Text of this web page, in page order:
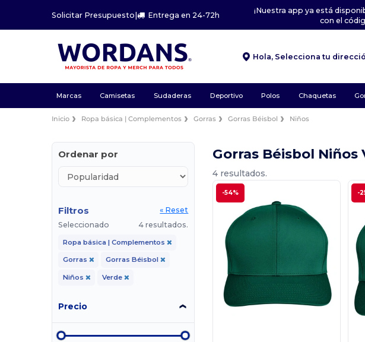
Solicitar Presupuesto| Entrega en 24-72h
¡Nuestra app ya está
con el
Hola, Selecciona tu
Marcas Camisetas Sudaderas Deportivo Polos Chaquetas
Inicio Ropa básica | Complementos Gorras Gorras Béisbol Niños
Ordenar por
Filtros
« Reset
Seleccionado
4 resultados.
Ropa básica | Complementos
Gorras Gorras Béisbol
Niños Verde
Precio
Gorras Béisbol Niños
4 resultados.
-54% -